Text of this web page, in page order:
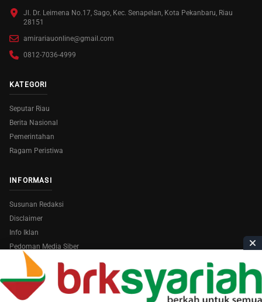
Jl. Dr. Leimena No.17, Sago, Kec. Senapelan, Kota Pekanbaru, Riau
28151
amirariauonline@gmail.com
0812-7036-4999
KATEGORI
Seputar Riau
Berita Nasional
Pemerintahan
Ragam Peristiwa
INFORMASI
Susunan Redaksi
Disclaimer
Info Iklan
Pedoman Media Siber
Copyright © 2026 AmiraRiau.com . All Rights Reserved.